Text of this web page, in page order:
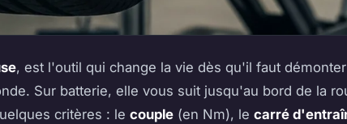
, est l'outil qui change la vie dès qu'il faut
Sur batterie, elle vous suit jusqu'au bord de la
critères : le couple (en Nm), le carré